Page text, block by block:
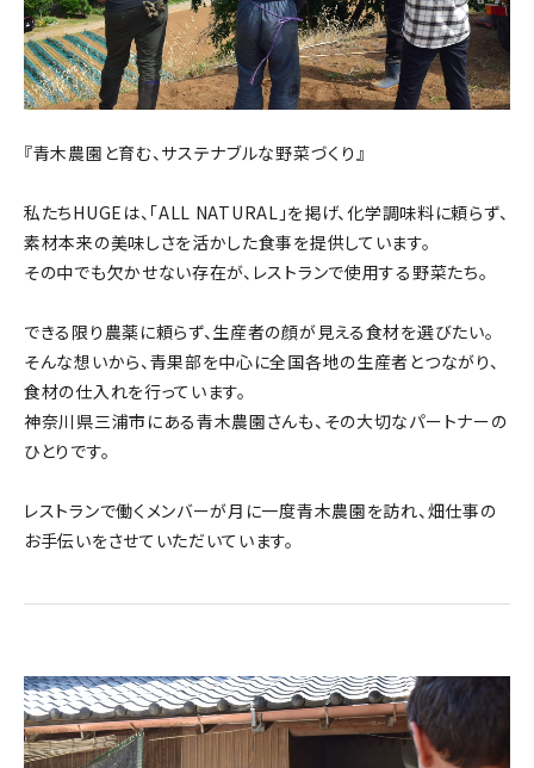
『青木農園と育む、サステナブルな野菜づくり』
私たちHUGEは、「ALL NATURAL」を掲げ、化学調味料に頼らず、
素材本来の美味しさを活かした食事を提供しています。
その中でも欠かせない存在が、レストランで使用する野菜たち。
できる限り農薬に頼らず、生産者の顔が見える食材を選びたい。
そんな想いから、青果部を中心に全国各地の生産者とつながり、
食材の仕入れを行っています。
神奈川県三浦市にある青木農園さんも、その大切なパートナーの
ひとりです。
レストランで働くメンバーが月に一度青木農園を訪れ、畑仕事の
お手伝いをさせていただいています。